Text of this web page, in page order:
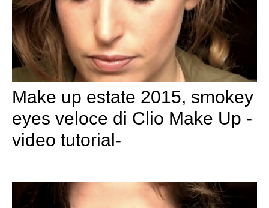
Make up estate 2015, smokey
eyes veloce di Clio Make Up -
video tutorial-